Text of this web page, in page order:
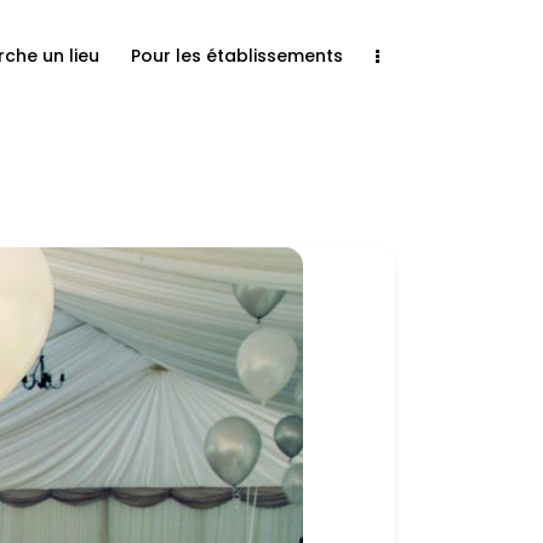
un lieu Pour les établissements